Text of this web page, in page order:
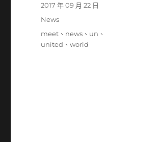
發
期:
2017 年 09 月 22 日
分
News
標
籤
meet 、 news 、 un 、
united 、world